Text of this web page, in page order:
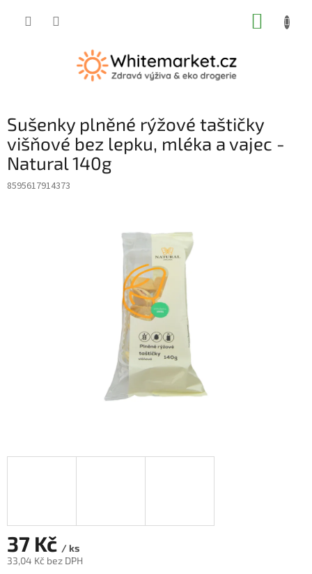
Sušenky plněné rýžové taštičky
višňové bez lepku, mléka a vajec -
Natural 140g
8595617914373
37 Kč / ks
33,04 Kč bez DPH